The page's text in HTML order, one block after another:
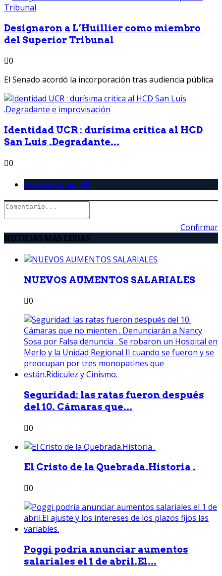
Designaron a L’Huillier como miembro
del Superior Tribunal
0
El Senado acordó la incorporación tras audiencia pública
Identidad UCR : durísima critica al HCD
San Luis .Degradante...
0
Comentarios (0)
Confirmar
NOTICIAS MAS LEÍDAS
NUEVOS AUMENTOS SALARIALES
0
Seguridad: las ratas fueron después
del 10. Cámaras que...
0
El Cristo de la Quebrada.Historia .
0
Poggi podría anunciar aumentos
salariales el 1 de abril.El...